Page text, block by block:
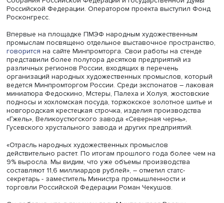
Министерством промышленности и торговли
Федерации при поддержке Совета Федерации
Российской Федерации. Оператором проекта выступил
Росконгресс.
Впервые на площадке ПМЭФ народным
промыслам посвящено отдельное выставочное
говоритсяна сайте Минпромторга. Свои работы на
представили более полутора десятков предприятий из
различных регионов России, входящих в перечень
организаций народных художественных промыслов,
ведется Минпромторгом России. Среди экспонатов –
подносы и хохломская посуда, торжокское золотное
новгородская крестецкая строчка, изделия
«Гжель», Великоустюгского завода «Северная чернь»,
Гусевского хрустального завода и других предприятий.
«Отрасль народных художественных промыслов